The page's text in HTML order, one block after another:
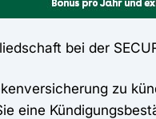
bei der
zu
eine